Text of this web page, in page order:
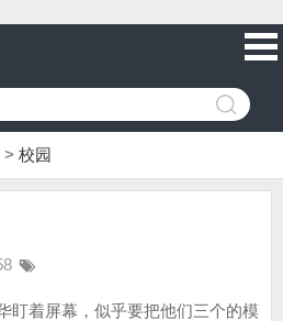
> 校园
盯着屏幕，似乎要把他们三个的模